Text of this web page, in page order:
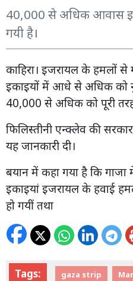
40,000 से अधिक आवास
गयी है।
काहिरा। इजरायल के हमलों से
इकाइयों में आधे से अधिक को
40,000 से अधिक को पूरी
फिलिस्तीनी एन्क्लेव की
यह जानकारी दी।
बयान में कहा गया है कि
इकाइयां इजरायल के हवाई
हो गयीं तथा
Tags: gaza strip